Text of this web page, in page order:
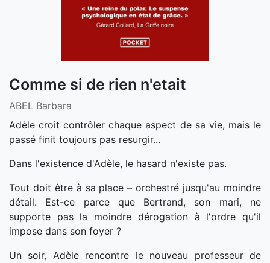
Comme si de rien n'etait
ABEL Barbara
Adèle croit contrôler chaque aspect de sa vie, mais le
passé finit toujours pas resurgir...
Dans l'existence d'Adèle, le hasard n'existe pas.
Tout doit être à sa place – orchestré jusqu'au moindre
détail. Est-ce parce que Bertrand, son mari, ne
supporte pas la moindre dérogation à l'ordre qu'il
impose dans son foyer ?
Un soir, Adèle rencontre le nouveau professeur de